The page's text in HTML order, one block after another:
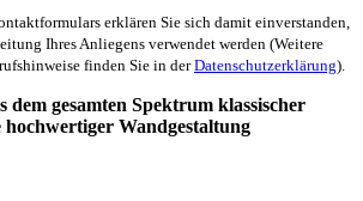
erklären Sie sich damit einverstanden,
Ihres Anliegens verwendet werden (Weitere
finden Sie in derDatenschutzerklärung).
dem gesamten Spektrum klassischer
Wandgestaltung